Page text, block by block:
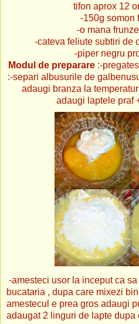
tifon aprox 12
-150g somon
-o mana frunze
-cateva feliute subtiri de
-piper negru
Modul de preparare :-
:-separi albusurile de
adaugi branza la
adaugi laptele praf
-amesteci usor la inceput ca
bucataria , dupa care mixezi
amestecul e prea gros adaugi
adaugat 2 linguri de lapte dupa